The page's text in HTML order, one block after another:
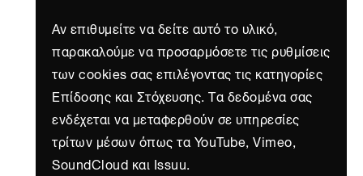
Αν επιθυμείτε να δείτε αυτό το υλικό,
παρακαλούμε να προσαρμόσετε τις ρυθμίσεις
των cookies σας επιλέγοντας τις κατηγορίες
Επίδοσης και Στόχευσης. Τα δεδομένα σας
ενδέχεται να μεταφερθούν σε υπηρεσίες
τρίτων μέσων όπως τα YouTube, Vimeo,
SoundCloud και Issuu.